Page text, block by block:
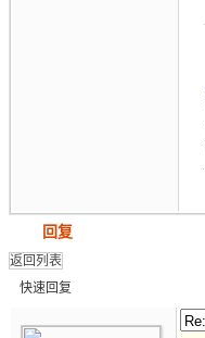
回复
返回列表
快速回复